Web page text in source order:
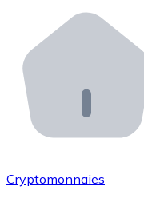
Distributeurs
Intégrez un
API Bitnovo
Intégrez notre
Rejoignez notre
Cryptomonnaies